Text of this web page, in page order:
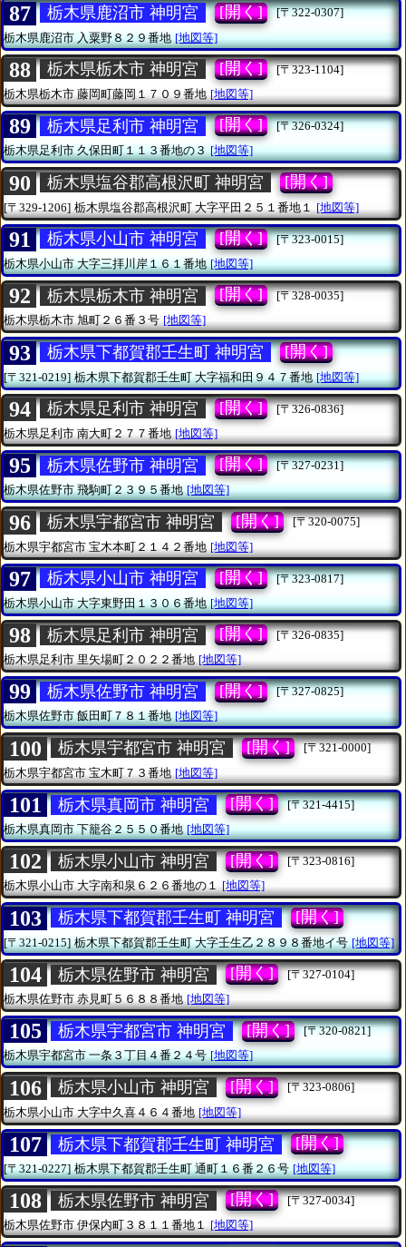
87 栃木県鹿沼市 神明宮 [開く]
[〒322-0307]
栃木県鹿沼市入粟野８２９番地 [地図等]
88 栃木県栃木市 神明宮 [開く]
[〒323-1104]
栃木県栃木市 藤岡町藤岡１７０９番地 [地図等]
89 栃木県足利市 神明宮 [開く]
[〒326-0324]
栃木県足利市久保田町１１３番地の３ [地図等]
90 栃木県塩谷郡高根沢町 神明宮 [開く]
[〒329-1206] 栃木県塩谷郡高根沢町 大字平田２５１番地１ [地図等]
91 栃木県小山市 神明宮 [開く]
[〒323-0015]
栃木県小山市大字三拝川岸１６１番地 [地図等]
92 栃木県栃木市 神明宮 [開く]
[〒328-0035]
栃木県栃木市旭町２６番３号 [地図等]
93 栃木県下都賀郡壬生町 神明宮 [開く]
[〒321-0219] 栃木県下都賀郡壬生町大字福和田９４７番地 [地図等]
94 栃木県足利市 神明宮 [開く]
[〒326-0836]
栃木県足利市 南大町２７７番地 [地図等]
95 栃木県佐野市 神明宮 [開く]
[〒327-0231]
栃木県佐野市飛駒町２３９５番地 [地図等]
96 栃木県宇都宮市 神明宮 [開く]
[〒320-0075]
栃木県宇都宮市 宝木本町２１４２番地 [地図等]
97 栃木県小山市 神明宮 [開く]
[〒323-0817]
栃木県小山市大字東野田１３０６番地 [地図等]
98 栃木県足利市 神明宮 [開く]
[〒326-0835]
栃木県足利市里矢場町２０２２番地 [地図等]
99 栃木県佐野市 神明宮 [開く]
[〒327-0825]
栃木県佐野市飯田町７８１番地 [地図等]
100 栃木県宇都宮市 神明宮 [開く]
[〒321-0000]
栃木県宇都宮市 宝木町７３番地 [地図等]
101 栃木県真岡市 神明宮 [開く]
[〒321-4415]
栃木県真岡市下籠谷２５５０番地 [地図等]
102 栃木県小山市 神明宮 [開く]
[〒323-0816]
栃木県小山市大字南和泉６２６番地の１ [地図等]
103 栃木県下都賀郡壬生町 神明宮 [開く]
[〒321-0215] 栃木県下都賀郡壬生町大字壬生乙２８９８番地イ号 [地図等]
104 栃木県佐野市 神明宮 [開く]
[〒327-0104]
栃木県佐野市赤見町５６８８番地 [地図等]
105 栃木県宇都宮市 神明宮 [開く]
[〒320-0821]
栃木県宇都宮市一条３丁目４番２４号 [地図等]
106 栃木県小山市 神明宮 [開く]
[〒323-0806]
栃木県小山市 大字中久喜４６４番地 [地図等]
107 栃木県下都賀郡壬生町 神明宮 [開く]
[〒321-0227] 栃木県下都賀郡壬生町通町１６番２６号 [地図等]
108 栃木県佐野市 神明宮 [開く]
[〒327-0034]
栃木県佐野市伊保内町３８１１番地１ [地図等]